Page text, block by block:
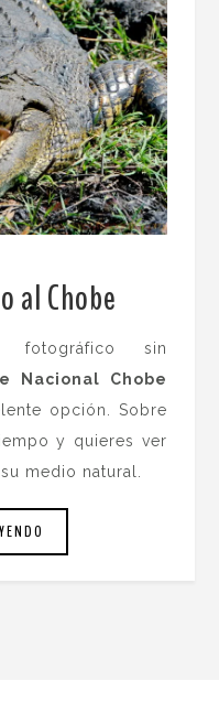
al Chobe
sin
Nacional Chobe
opción. Sobre
y quieres ver
medio natural.